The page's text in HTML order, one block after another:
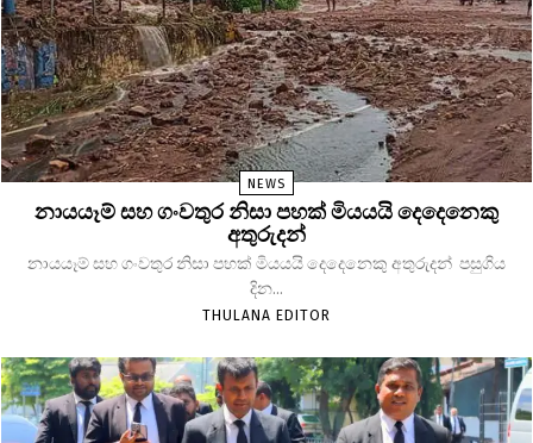
NEWS
නායයෑම් සහ ගංවතුර නිසා පහක් මියයයි දෙදෙනෙකු
අතුරුදන්
නායයෑම් සහ ගංවතුර නිසා පහක් මියයයි දෙදෙනෙකු අතුරුදන් පසුගිය
දින...
THULANA EDITOR